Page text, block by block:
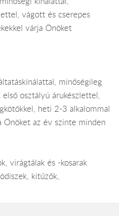
vágott és cserepes
várja Önöket
minőségileg
osztályú árukészlettel,
heti 2-3 alkalommal
Önöket az év szinte minden
virágtálak és -kosarak
kitűzők,